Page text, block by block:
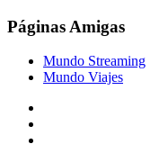
Páginas Amigas
Mundo Streaming
Mundo Viajes